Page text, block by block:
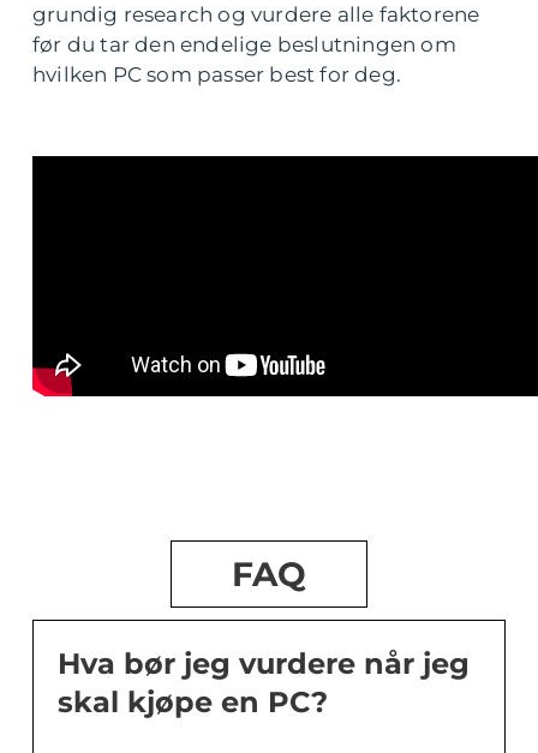
grundig research og vurdere alle faktorene
før du tar den endelige beslutningen om
hvilken PC som passer best for deg.
FAQ
Hva bør jeg vurdere når jeg
skal kjøpe en PC?